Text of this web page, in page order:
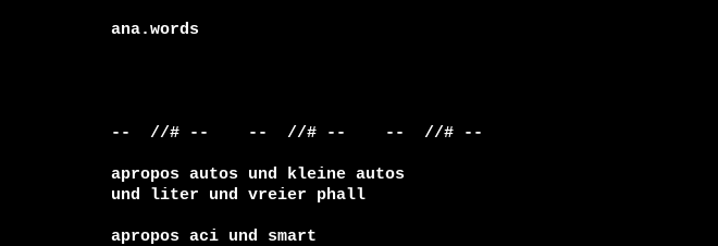
ana.words
--  //# --    --  //# --    --  //# --
apropos autos und kleine autos
und liter und vreier phall
apropos aci und smart